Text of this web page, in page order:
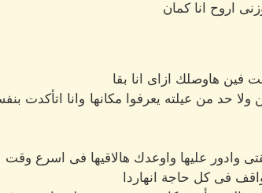
اروح انا كمان
هاوصلك ازاى انا بقا
حد من عيلته يعرفوا مكانها وانا اتأكدت
وادور عليها واوعدك هالاقيها فى اسرع وقت
فى كل حاجة انهاردا